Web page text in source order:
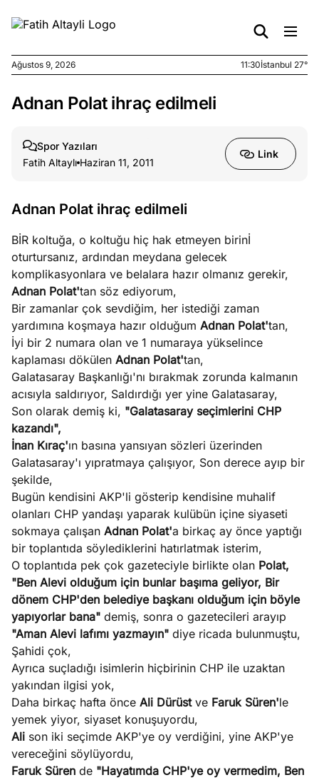
Ağustos
değil
Ağustos
7, 2026
kirli
kimler
Ağustos
6, 2026
yasalar
Köşe
Spor
Ağustos 9, 2026 11:30İstanbul 27°
Adnan Polat ihraç edilmeli
Spor Yazıları
Fatih Altaylı Haziran 11, 2011
Link
Adnan Polat ihraç edilmeli
BİR koltuğa, o koltuğu hiç hak etmeyen birinİ
oturtursanız, ardından meydana gelecek
komplikasyonlara ve belalara hazır olmanız gerekir,
Adnan Polat'tan söz ediyorum,
Bir zamanlar çok sevdiğim, her istediği zaman
yardımına koşmaya hazır olduğum Adnan Polat'tan,
İyi bir 2 numara olan ve 1 numaraya yükselince
kaplaması dökülen Adnan Polat'tan,
Galatasaray Başkanlığı'nı bırakmak zorunda kalmanın
acısıyla saldırıyor, Saldırdığı yer yine Galatasaray,
Son olarak demiş ki, "Galatasaray seçimlerini CHP
kazandı",
İnan Kıraç'ın basına yansıyan sözleri üzerinden
Galatasaray'ı yıpratmaya çalışıyor, Son derece ayıp bir
şekilde,
Bugün kendisini AKP'li gösterip kendisine muhalif
olanları CHP yandaşı yaparak kulübün içine siyaseti
sokmaya çalışan Adnan Polat'a birkaç ay önce yaptığı
bir toplantıda söylediklerini hatırlatmak isterim,
O toplantıda pek çok gazeteciyle birlikte olan Polat,
"Ben Alevi olduğum için bunlar başıma geliyor, Bir
dönem CHP'den belediye başkanı olduğum için böyle
yapıyorlar bana" demiş, sonra o gazetecileri arayıp
"Aman Alevi lafımı yazmayın" diye ricada bulunmuştu,
Şahidi çok,
Ayrıca suçladığı isimlerin hiçbirinin CHP ile uzaktan
yakından ilgisi yok,
Daha birkaç hafta önce Ali Dürüst ve Faruk Süren'le
yemek yiyor, siyaset konuşuyordu,
Ali son iki seçimde AKP'ye oy verdiğini, yine AKP'ye
vereceğini söylüyordu,
Faruk Süren de "Hayatımda CHP'ye oy vermedim, Ben